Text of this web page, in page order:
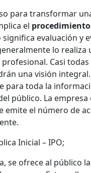
para transformar
el
significa evaluación y
lo realiza
Casi todas
una visión
para toda la
público. La empresa
emite el número de
Inicial – IPO;
se ofrece al público